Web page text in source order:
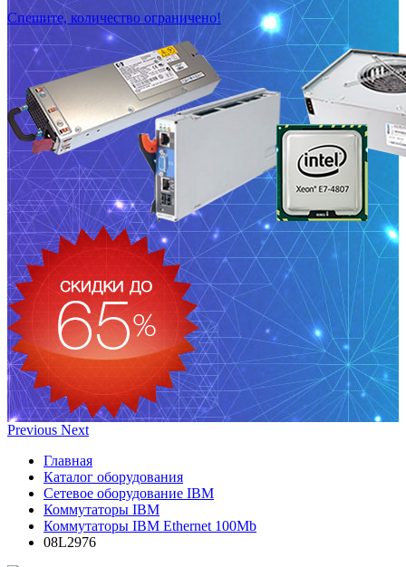
Спешите, количество ограничено!
Previous Next
Главная
Каталог оборудования
Сетевое оборудование IBM
Коммутаторы IBM
Коммутаторы IBM Ethernet 100Mb
08L2976